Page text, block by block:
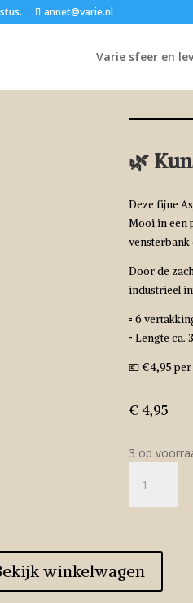
annet@varie.nl
Varie sfeer en
🌿
Deze fijne
Mooi in een
vensterbank
Door de
industrieel
▫️ 6
▫️ Lengte ca.
💶 €4,95 per
€4,95
3 op
Kunst
Asparagus
winkelwagen